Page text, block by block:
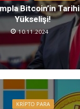
Bitcoin’in Tarihi
Yükselişi!
10.11.2024
KRIPTO PARA